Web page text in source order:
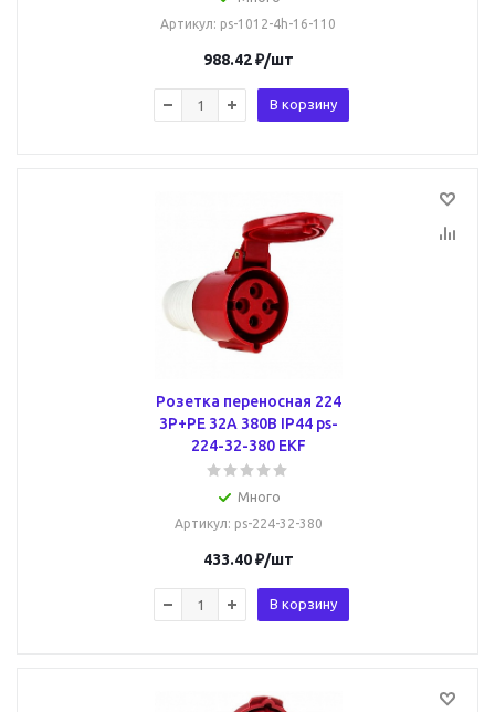
Артикул: ps-1012-4h-16-110
988.42₽/шт
В корзину
Розетка переносная 224
3Р+РЕ 32А 380В IP44 ps-
224-32-380 EKF
Много
Артикул: ps-224-32-380
433.40₽/шт
В корзину